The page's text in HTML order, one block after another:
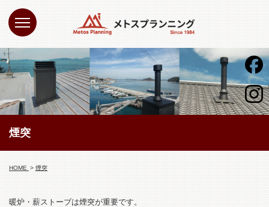
煙突
HOME 煙突
暖炉・薪ストーブは煙突が重要です。